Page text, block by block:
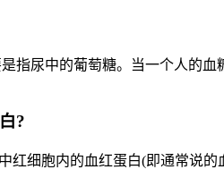
指尿中的葡萄糖。当一个人的
?
红细胞内的血红蛋白(即通常说